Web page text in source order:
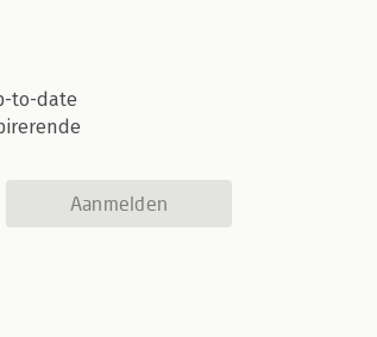
to-date
Aanmelden